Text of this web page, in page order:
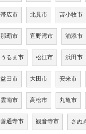
帯広市 北見市 苫小牧市
那覇市 宜野湾市 浦添市
うるま市 松江市 浜田市
益田市 大田市 安来市
雲南市 高松市 丸亀市
善通寺市 観音寺市 さぬ